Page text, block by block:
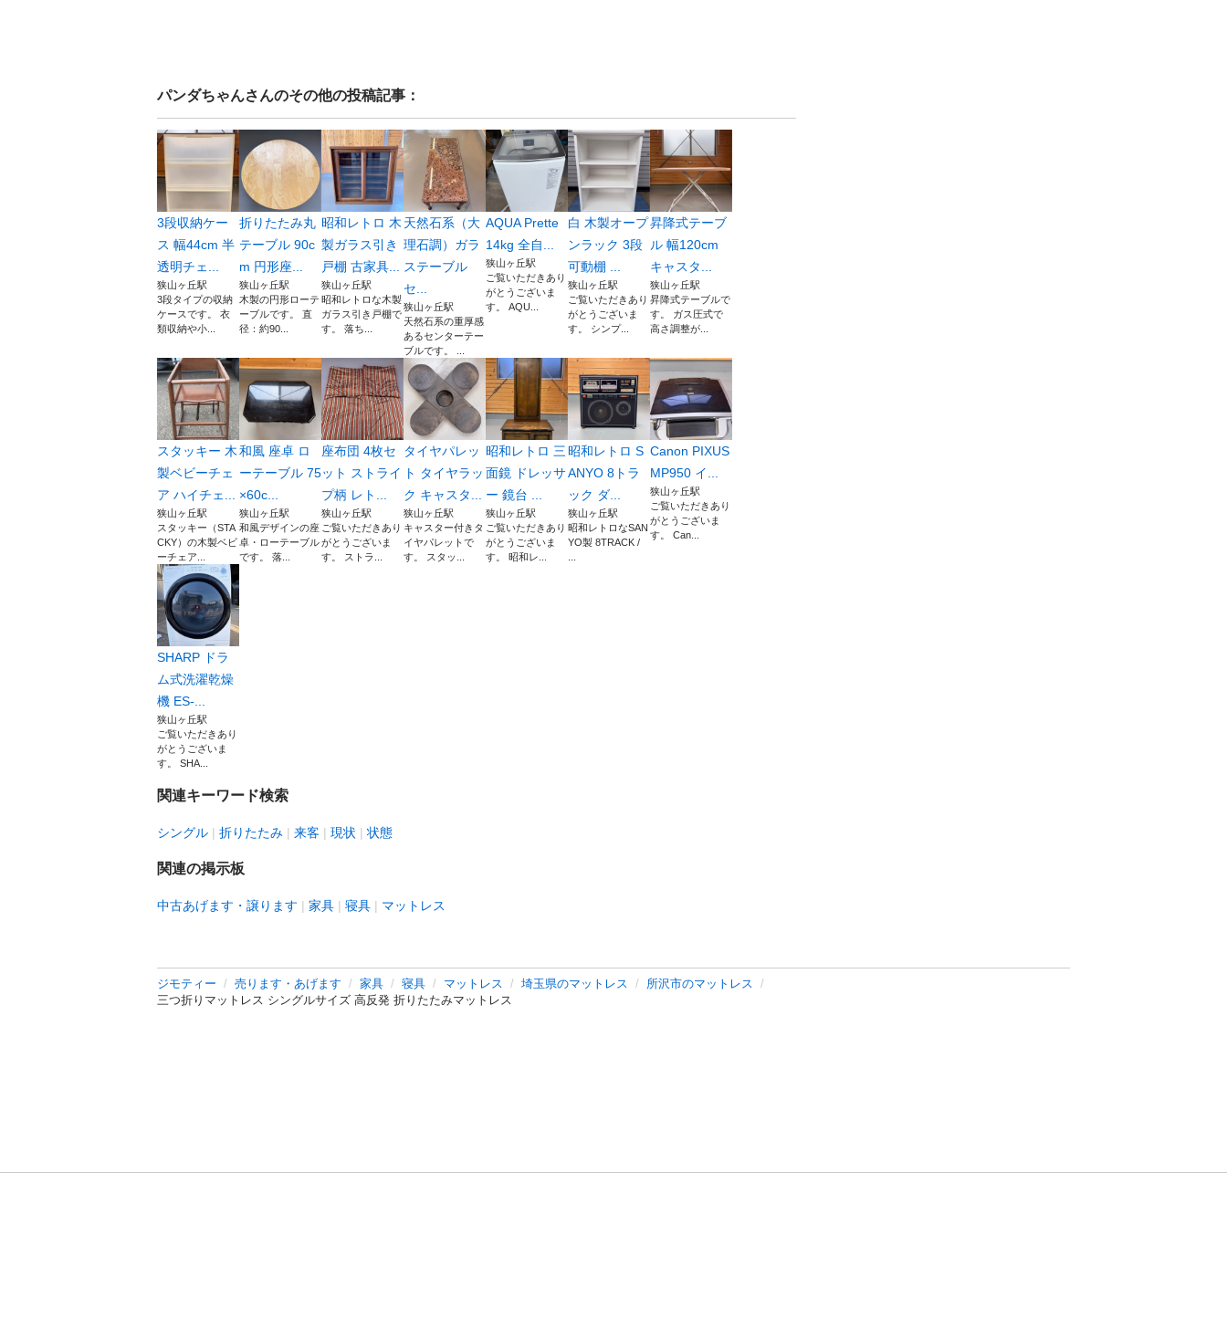
パンダちゃんさんのその他の投稿記事：
3段収納ケー
ス 幅44cm 半
透明チェ...
狭山ヶ丘駅
3段タイプの収納
ケースです。 衣
類収納や小...
折りたたみ丸
テーブル 90c
m 円形座...
狭山ヶ丘駅
木製の円形ローテ
ーブルです。 直
径：約90...
昭和レトロ 木
製ガラス引き
戸棚 古家具...
狭山ヶ丘駅
昭和レトロな木製
ガラス引き戸棚で
す。 落ち...
天然石系（大
理石調）ガラ
ステーブル
セ...
狭山ヶ丘駅
天然石系の重厚感
あるセンターテー
ブルです。 ...
AQUA Prette
14kg 全自...
狭山ヶ丘駅
ご覧いただきあり
がとうございま
す。 AQU...
白 木製オープ
ンラック 3段
可動棚 ...
狭山ヶ丘駅
ご覧いただきあり
がとうございま
す。 シンプ...
昇降式テーブ
ル 幅120cm
キャスタ...
狭山ヶ丘駅
昇降式テーブルで
す。 ガス圧式で
高さ調整が...
スタッキー 木
製ベビーチェ
ア ハイチェ...
狭山ヶ丘駅
スタッキー（STA
CKY）の木製ベビ
ーチェア...
和風 座卓 ロ
ーテーブル 75
×60c...
狭山ヶ丘駅
和風デザインの座
卓・ローテーブル
です。 落...
座布団 4枚セ
ット ストライ
プ柄 レト...
狭山ヶ丘駅
ご覧いただきあり
がとうございま
す。 ストラ...
タイヤパレッ
ト タイヤラッ
ク キャスタ...
狭山ヶ丘駅
キャスター付きタ
イヤパレットで
す。 スタッ...
昭和レトロ 三
面鏡 ドレッサ
ー 鏡台 ...
狭山ヶ丘駅
ご覧いただきあり
がとうございま
す。 昭和レ...
昭和レトロ S
ANYO 8トラ
ック ダ...
狭山ヶ丘駅
昭和レトロなSAN
YO製 8TRACK /
Canon PIXUS
MP950 イ...
狭山ヶ丘駅
ご覧いただきあり
がとうございま
す。 Can...
SHARP ドラ
ム式洗濯乾燥
機 ES-...
狭山ヶ丘駅
ご覧いただきあり
がとうございま
す。 SHA...
関連キーワード検索
シングル 折りたたみ 来客 現状 状態
関連の掲示板
中古あげます・譲ります 家具 寝具 マットレス
ジモティー 売ります・あげます 家具 寝具 マットレス 埼玉県のマットレス
所沢市のマットレス
三つ折りマットレス シングルサイズ 高反発 折りたたみマットレス